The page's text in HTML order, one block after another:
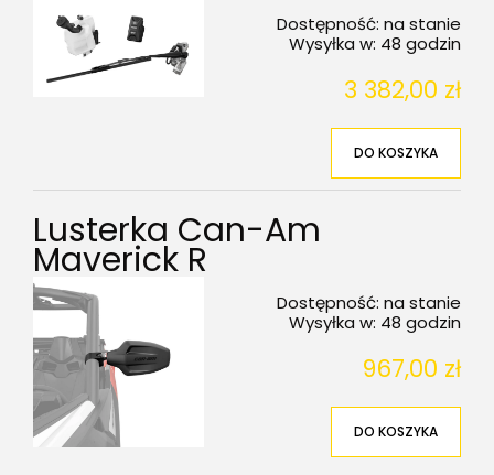
Dostępność: na stanie
Wysyłka w: 48 godzin
3 382,00 zł
DO KOSZYKA
Lusterka Can-Am
Maverick R
Dostępność: na stanie
Wysyłka w: 48 godzin
967,00 zł
DO KOSZYKA